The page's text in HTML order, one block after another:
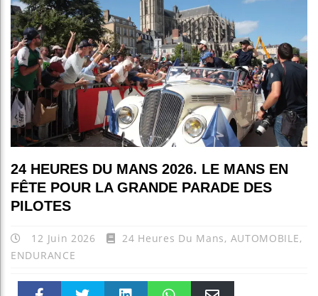
24 HEURES DU MANS 2026. LE MANS EN
FÊTE POUR LA GRANDE PARADE DES
PILOTES
12 Juin 2026 24 Heures Du Mans, AUTOMOBILE,
ENDURANCE